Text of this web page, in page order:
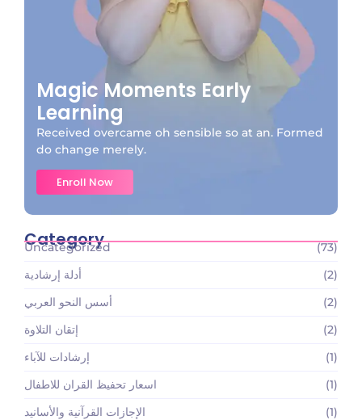
Magic Moments Early
Learning
Received overcame oh sensible so at an. Formed
do change merely.
Enroll Now
Category
Uncategorized
(73)
أدلة إرشادية
(2)
أسس النحو العربي
(2)
إتقان التلاوة
(2)
إرشادات للآباء
(1)
اسعار تحفيظ القران للاطفال
(1)
الإجازات القرآنية والأسانيد
(1)